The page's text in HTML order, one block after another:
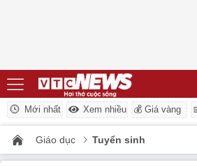
Mới nhất Xem nhiều 💰 Giá vàng
Giáo dục Tuyển sinh